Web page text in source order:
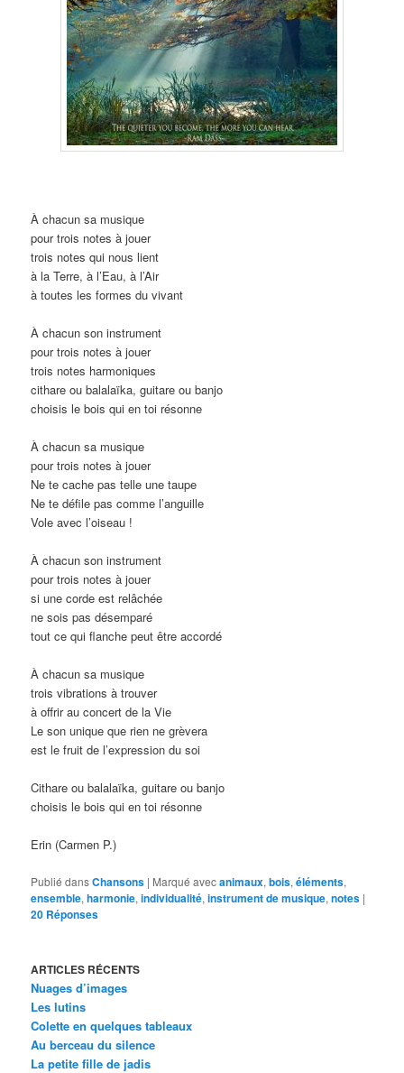
À chacun sa musique
pour trois notes à jouer
trois notes qui nous lient
à la Terre, à l’Eau, à l’Air
à toutes les formes du vivant
À chacun son instrument
pour trois notes à jouer
trois notes harmoniques
cithare ou balalaïka, guitare ou banjo
choisis le bois qui en toi résonne
À chacun sa musique
pour trois notes à jouer
Ne te cache pas telle une taupe
Ne te défile pas comme l’anguille
Vole avec l’oiseau !
À chacun son instrument
pour trois notes à jouer
si une corde est relâchée
ne sois pas désemparé
tout ce qui flanche peut être accordé
À chacun sa musique
trois vibrations à trouver
à offrir au concert de la Vie
Le son unique que rien ne grèvera
est le fruit de l’expression du soi
Cithare ou balalaïka, guitare ou banjo
choisis le bois qui en toi résonne
Erin (Carmen P.)
Publié dansChansons | Marqué avecanimaux,bois,éléments,
ensemble,harmonie,individualité,instrument de musique,notes |
20 Réponses
ARTICLES RÉCENTS
Nuages d’images
Les lutins
Colette en quelques tableaux
Au berceau du silence
La petite fille de jadis